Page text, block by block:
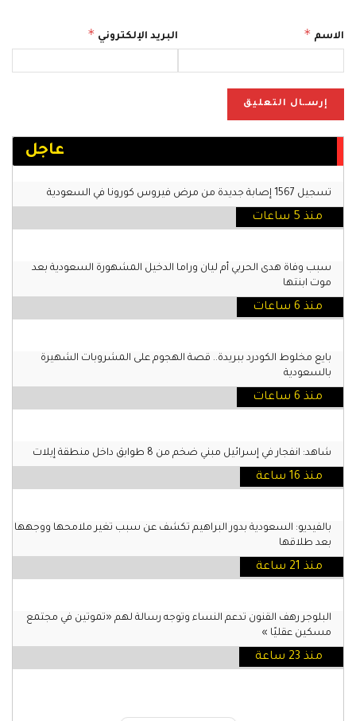
الاسم * البريد الإلكتروني *
عاجل
تسجيل 1567 إصابة جديدة من مرض فيروس كورونا في السعودية
منذ 5 ساعات
سبب وفاة هدى الحربي أم ليان وراما الدخيل المشهورة السعودية بعد
موت ابنتها
منذ 6 ساعات
بايع مخلوط الكودرد ببريدة.. قصة الهجوم على المشروبات الشهيرة
بالسعودية
منذ 6 ساعات
شاهد: انفجار في إسرائيل مبني ضخم من 8 طوابق داخل منطقة إيلات
منذ 16 ساعة
بالفيديو: السعودية بدور البراهيم تكشف عن سبب تغير ملامحها ووجهها
بعد طلاقها
منذ 21 ساعة
البلوجر رهف القنون تدعم النساء وتوجه رسالة لهم «تموتين في مجتمع
مسكين عقليًا »
منذ 23 ساعة